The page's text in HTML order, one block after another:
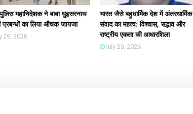
महानिदेशक ने बाबा घुइसरनाथ
प्रबन्धों का लिया औचक जायजा
29, 2026
भारत जैसे बहुधार्मिक देश में अंतरधार्मिक
संवाद का महत्व: विश्वास, सद्भाव और
राष्ट्रीय एकता की आधारशिला
July 29, 2026